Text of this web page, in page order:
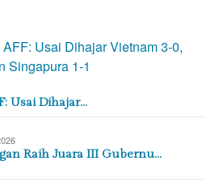
Usai Dihajar…
Raih Juara III Gubernu…